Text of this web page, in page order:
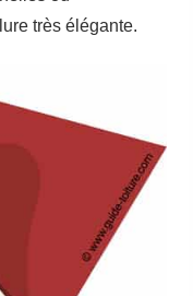
très élégante.